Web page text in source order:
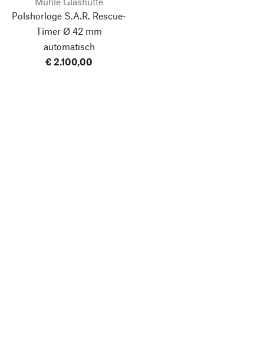
Polshorloge S.A.R. Rescue-
Timer Ø 42 mm
automatisch
€ 2.100,00